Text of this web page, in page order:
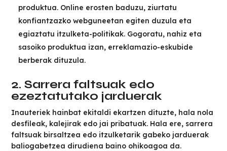
produktua. Online erosten baduzu, ziurtatu
konfiantzazko webguneetan egiten duzula eta
egiaztatu itzulketa-politikak. Gogoratu, nahiz eta
sasoiko produktua izan, erreklamazio-eskubide
berberak dituzula.
2. Sarrera faltsuak edo
ezeztatutako jarduerak
Inauteriek hainbat ekitaldi ekartzen dituzte, hala nola
desfileak, kalejirak edo jai pribatuak. Hala ere, sarrera
faltsuak birsaltzea edo itzulketarik gabeko jarduerak
baliogabetzea dirudiena baino ohikoagoa da.